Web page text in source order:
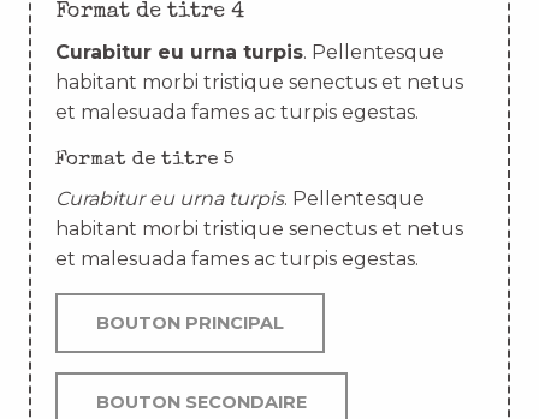
Format de titre 4
Curabitur eu urna turpis. Pellentesque
habitant morbi tristique senectus et netus
et malesuada fames ac turpis egestas.
Format de titre 5
Curabitur eu urna turpis. Pellentesque
habitant morbi tristique senectus et netus
et malesuada fames ac turpis egestas.
BOUTON PRINCIPAL
BOUTON SECONDAIRE